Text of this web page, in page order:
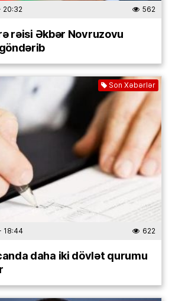
20:32 562
rəisi Əkbər Novruzovu
Son Xəbərlər
18:44 622
daha iki dövlət qurumu